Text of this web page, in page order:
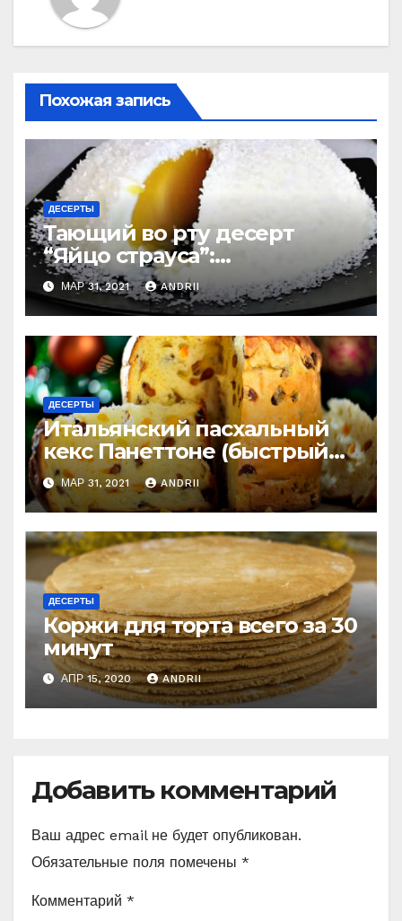
Похожая запись
ДЕСЕРТЫ
Тающий во рту десерт
“Яйцо страуса”:
удивительно легко
приготовить
МАР 31, 2021 ANDRII
ДЕСЕРТЫ
Итальянский пасхальный
кекс Панеттоне (быстрый
рецепт). Готовлю
постоянно!
МАР 31, 2021 ANDRII
ДЕСЕРТЫ
Коржи для торта всего за 30
минут
АПР 15, 2020 ANDRII
Добавить комментарий
Ваш адрес email не будет опубликован.
Обязательные поля помечены *
Комментарий *